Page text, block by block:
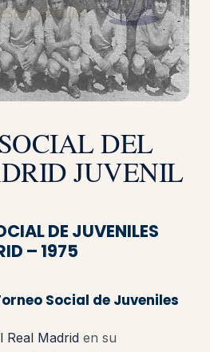
DEL
JUVENIL
DE JUVENILES
– 1975
Social de Juveniles
Real Madrid en su